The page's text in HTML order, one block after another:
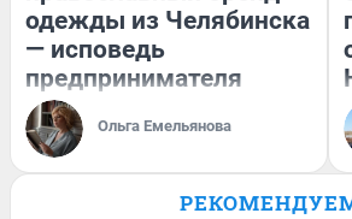
одежды из Челябинска
— исповедь
предпринимателя
Ольга Емельянова